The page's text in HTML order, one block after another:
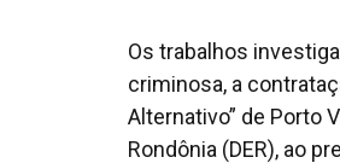
Os trabalhos
criminosa, a
Alternativo” de Porto
Rondônia (DER), ao